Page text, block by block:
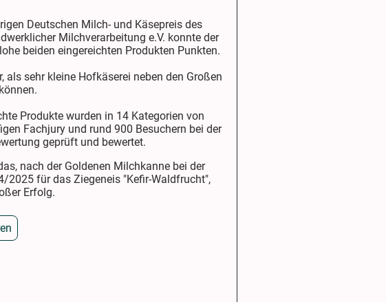
Deutschen Milch- und Käsepreis des
Milchverarbeitung e.V. konnte der
beiden eingereichten Produkten Punkten.
als sehr kleine Hofkäserei neben den Großen
Produkte wurden in 14 Kategorien von
Fachjury und rund 900 Besuchern bei der
geprüft und bewertet.
nach der Goldenen Milchkanne bei der
2025 für das Ziegeneis "Kefir-Waldfrucht",
Erfolg.